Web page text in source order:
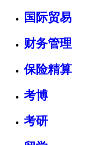
国际贸易
财务管理
保险精算
考博
考研